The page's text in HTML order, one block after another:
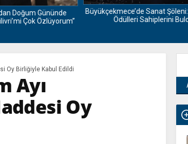
Gününde
Özlüyorum”
Büyükçekmece’de Sanat Şöleni: Altınköprü
Ödülleri Sahiplerini Buldu!
Oy Birliğiyle Kabul Edildi
Ayı
Oy